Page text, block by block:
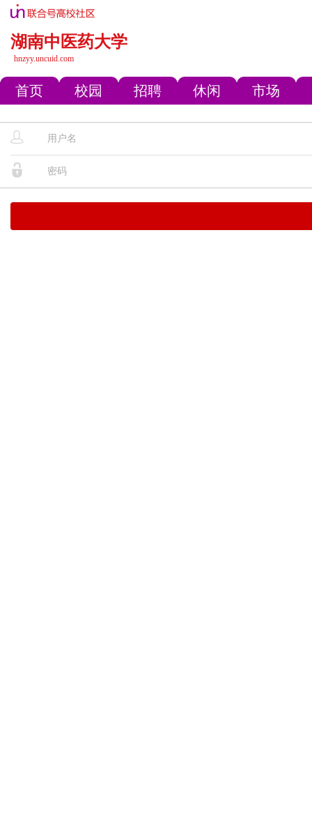
湖南中医药大学
hnzyy.uncuid.com
首页 校园 招聘 休闲 市场